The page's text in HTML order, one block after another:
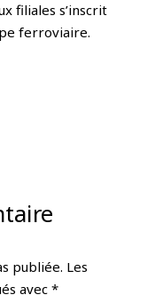
filiales s’inscrit
ferroviaire.
publiée. Les
avec*